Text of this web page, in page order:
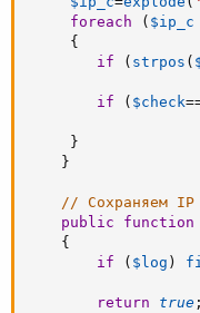
foreach
( $ip_c
{
if
( strpos (
if ( $check
}
}
// Сохраняем IP
public
function
{
if
( $log )
return true ;